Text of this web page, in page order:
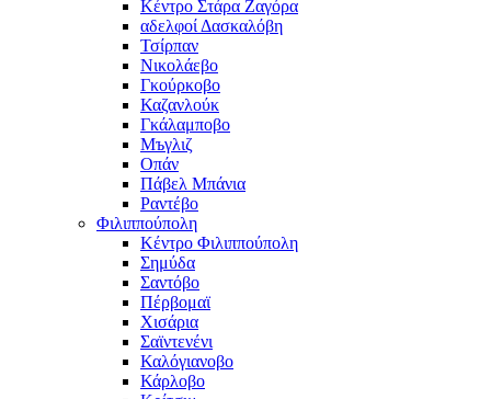
Κέντρο Στάρα Ζαγόρα
αδελφοί Δασκαλόβη
Τσίρπαν
Νικολάεβο
Γκούρκοβο
Καζανλούκ
Γκάλαμποβο
Μъγλιζ
Οπάν
Πάβελ Μπάνια
Ραντέβο
Φιλιππούπολη
Κέντρο Φιλιππούπολη
Σημύδα
Σαντόβο
Πέρβομαϊ
Χισάρια
Σαϊντενένι
Καλόγιανοβο
Κάρλοβο